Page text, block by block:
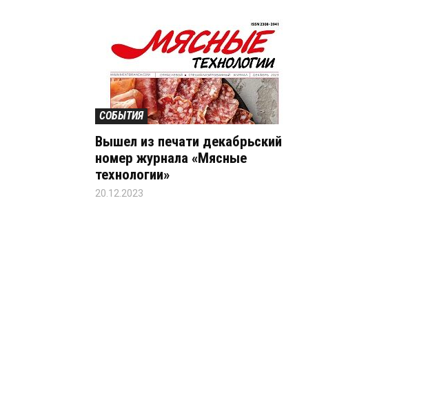
СОБЫТИЯ
Вышел из печати декабрьский
номер журнала «Мясные
технологии»
20.12.2023